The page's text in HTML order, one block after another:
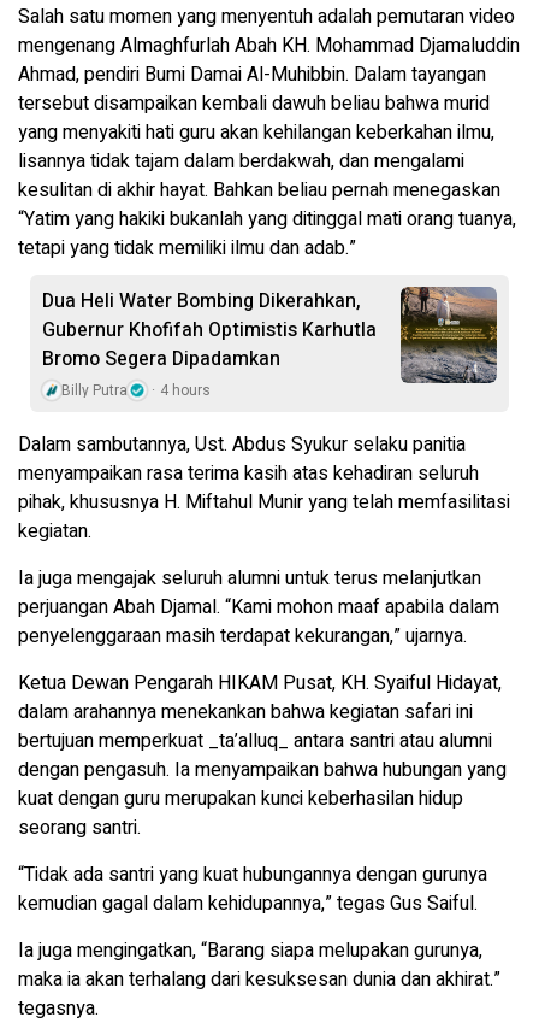
Salah satu momen yang menyentuh adalah pemutaran video
mengenang Almaghfurlah Abah KH. Mohammad Djamaluddin
Ahmad, pendiri Bumi Damai Al-Muhibbin. Dalam tayangan
tersebut disampaikan kembali dawuh beliau bahwa murid
yang menyakiti hati guru akan kehilangan keberkahan ilmu,
lisannya tidak tajam dalam berdakwah, dan mengalami
kesulitan di akhir hayat. Bahkan beliau pernah menegaskan
“Yatim yang hakiki bukanlah yang ditinggal mati orang tuanya,
tetapi yang tidak memiliki ilmu dan adab.”
Dua Heli Water Bombing Dikerahkan,
Gubernur Khofifah Optimistis Karhutla
Bromo Segera Dipadamkan
Billy Putra 4 hours
Dalam sambutannya, Ust. Abdus Syukur selaku panitia
menyampaikan rasa terima kasih atas kehadiran seluruh
pihak, khususnya H. Miftahul Munir yang telah memfasilitasi
kegiatan.
Ia juga mengajak seluruh alumni untuk terus melanjutkan
perjuangan Abah Djamal. “Kami mohon maaf apabila dalam
penyelenggaraan masih terdapat kekurangan,” ujarnya.
Ketua Dewan Pengarah HIKAM Pusat, KH. Syaiful Hidayat,
dalam arahannya menekankan bahwa kegiatan safari ini
bertujuan memperkuat _ta’alluq_ antara santri atau alumni
dengan pengasuh. Ia menyampaikan bahwa hubungan yang
kuat dengan guru merupakan kunci keberhasilan hidup
seorang santri.
“Tidak ada santri yang kuat hubungannya dengan gurunya
kemudian gagal dalam kehidupannya,” tegas Gus Saiful.
Ia juga mengingatkan, “Barang siapa melupakan gurunya,
maka ia akan terhalang dari kesuksesan dunia dan akhirat.”
tegasnya.